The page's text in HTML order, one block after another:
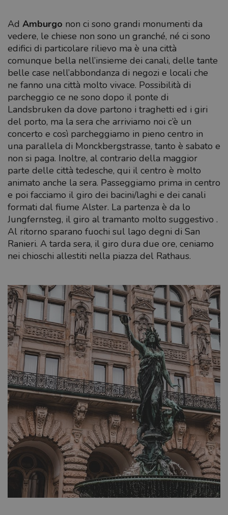
Ad Amburgo non ci sono grandi monumenti da
vedere, le chiese non sono un granché, né ci sono
edifici di particolare rilievo ma è una città
comunque bella nell’insieme dei canali, delle tante
belle case nell’abbondanza di negozi e locali che
ne fanno una città molto vivace. Possibilità di
parcheggio ce ne sono dopo il ponte di
Landsbruken da dove partono i traghetti ed i giri
del porto, ma la sera che arriviamo noi c’è un
concerto e così parcheggiamo in pieno centro in
una parallela di Monckbergstrasse, tanto è sabato e
non si paga. Inoltre, al contrario della maggior
parte delle città tedesche, qui il centro è molto
animato anche la sera. Passeggiamo prima in centro
e poi facciamo il giro dei bacini/laghi e dei canali
formati dal fiume Alster. La partenza è da lo
Jungfernsteg, il giro al tramanto molto suggestivo .
Al ritorno sparano fuochi sul lago degni di San
Ranieri. A tarda sera, il giro dura due ore, ceniamo
nei chioschi allestiti nella piazza del Rathaus.